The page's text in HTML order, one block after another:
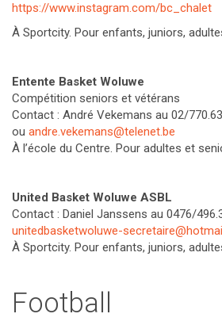
https://www.instagram.com/bc_chalet
À Sportcity. Pour enfants, juniors,
Entente Basket Woluwe
Compétition seniors et vétérans
Contact : André Vekemans au 02/
ou andre.vekemans@telenet.be
À l’école du Centre. Pour adultes et
United Basket Woluwe ASBL
Contact : Daniel Janssens au 0476/
unitedbasketwoluwe-
À Sportcity. Pour enfants, juniors,
Football